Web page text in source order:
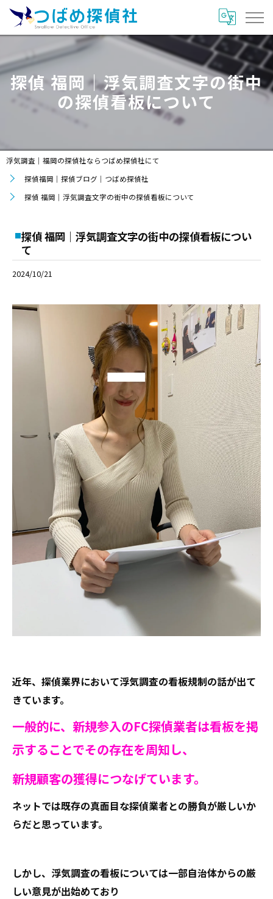
探偵 福岡｜浮気調査文字の街中
の探偵看板について
浮気調査｜福岡の探偵社ならつばめ探偵社にて
探偵福岡｜探偵ブログ｜つばめ探偵社
探偵 福岡｜浮気調査文字の街中の探偵看板について
探偵 福岡｜浮気調査文字の街中の探偵看板につい
て
2024/10/21
近年、探偵業界において浮気調査の看板規制の話が出て
きています。
一般的に、新規参入のFC探偵業者は看板を掲
示することでその存在を周知し、
新規顧客の獲得につなげています。
ネットでは既存の真面目な探偵業者との勝負が厳しいか
らだと思っています。
しかし、浮気調査の看板については一部自治体からの厳
しい意見が出始めており